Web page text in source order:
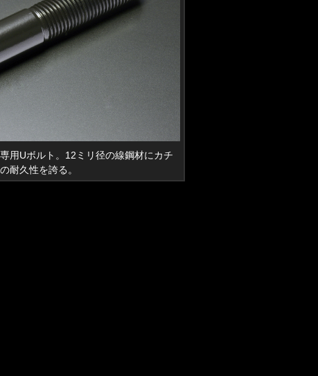
用Uボルト。12ミリ径の線鋼材にカチ
耐久性を誇る。